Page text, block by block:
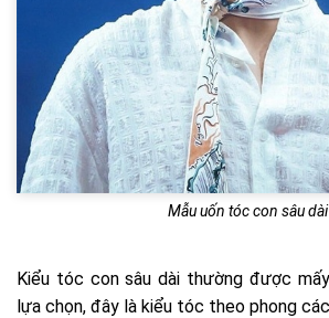
Mẫu uốn tóc con sâu dài
Kiểu tóc con sâu dài thường được
lựa chọn, đây là kiểu tóc theo phong